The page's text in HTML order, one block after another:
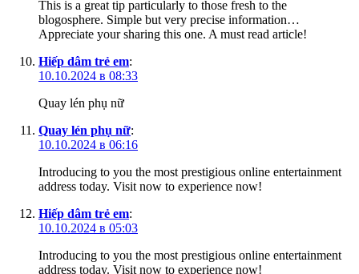
This is a great tip particularly to those fresh to the
blogosphere. Simple but very precise information…
Appreciate your sharing this one. A must read article!
Hiếp dâm trẻ em:
10.10.2024 в 08:33
Quay lén phụ nữ
Quay lén phụ nữ:
10.10.2024 в 06:16
Introducing to you the most prestigious online entertainment
address today. Visit now to experience now!
Hiếp dâm trẻ em:
10.10.2024 в 05:03
Introducing to you the most prestigious online entertainment
address today. Visit now to experience now!